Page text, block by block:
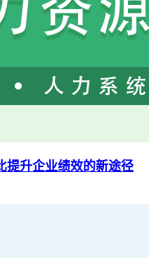
提升企业绩效的新途径